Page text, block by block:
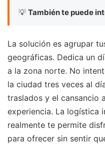
💡 También te puede
La solución es agrupar
geográficas. Dedica un
a la zona norte. No
la ciudad tres veces al
traslados y el cansancio
experiencia. La logística
realmente te permite
para ofrecer sin sentir